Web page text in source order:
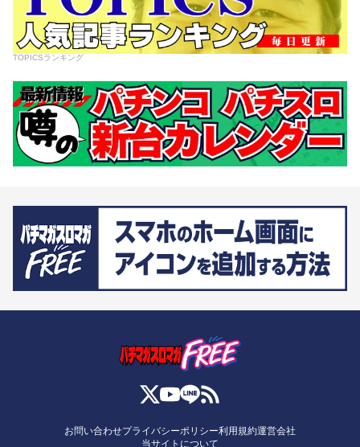
TOPICSランキング
お問い合わせプライバシーポリシー利用規約運営会社
当サイトについて